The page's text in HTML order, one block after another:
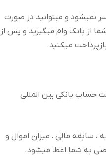
نمیشود و میتوانید در صورت
از بانک وام میگیرید و پس از
میکنید.
حساب بانکی بین المللی
سابقه مالی ، میزان اموال و
به شما اعطا میشود.